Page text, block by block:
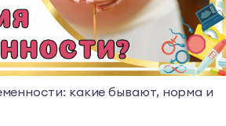
какие бывают, норма и